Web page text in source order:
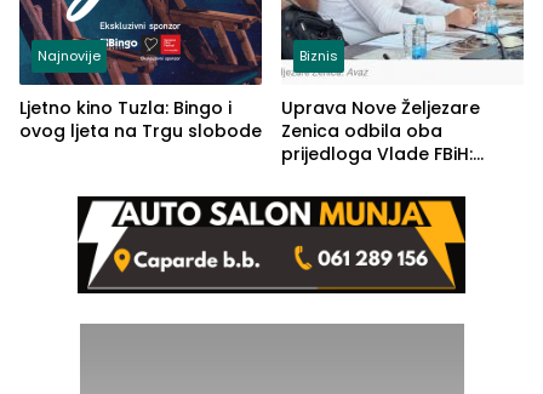
Najnovije
Ljetno kino Tuzla: Bingo i
ovog ljeta na Trgu slobode
Biznis
Uprava Nove Željezare
Zenica odbila oba
prijedloga Vlade FBiH:
rješenje